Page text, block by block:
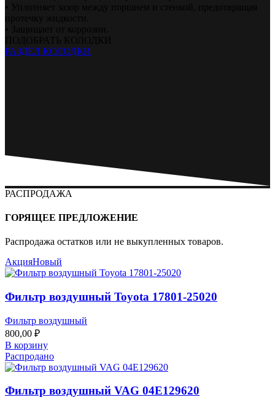
РАЗДЕЛ КОЛОДКИ
РАСПРОДАЖА
ГОРЯЩЕЕ ПРЕДЛОЖЕНИЕ
Распродажа остатков или не выкупленных товаров.
АкцияНовый
Фильтр воздушный Toyota 17801-25020
Фильтр воздушный
800,00 ₽
В корзину
Распродано
Фильтр воздушный VAG 04E129620